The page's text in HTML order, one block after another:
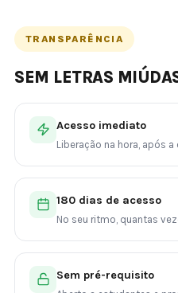
TRANSPARÊNCIA
SEM LETRAS
Acesso imediato
Liberação na hora, após
180 dias de acesso
No seu ritmo, quantas
Sem pré-requisito